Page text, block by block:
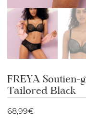
FREYA Soutien-
Tailored Black
68,99€